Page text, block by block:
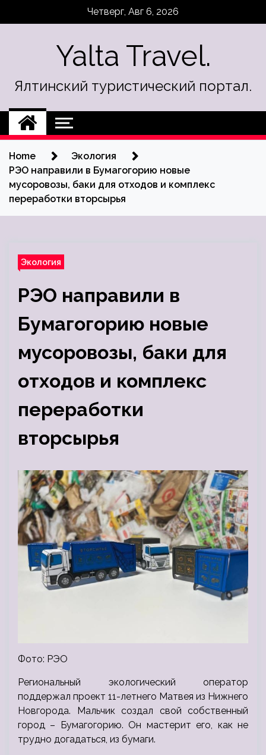
Четверг, Авг 6, 2026
Yalta Travel.
Ялтинский туристический портал.
Home
Экология
РЭО направили в Бумагогорию новые
мусоровозы, баки для отходов и комплекс
переработки вторсырья
Экология
РЭО направили в
Бумагогорию новые
мусоровозы, баки для
отходов и комплекс
переработки
вторсырья
Фото: РЭО
Региональный экологический оператор
поддержал проект 11-летнего Матвея из Нижнего
Новгорода. Мальчик создал свой собственный
город – Бумагогорию. Он мастерит его, как не
трудно догадаться, из бумаги.